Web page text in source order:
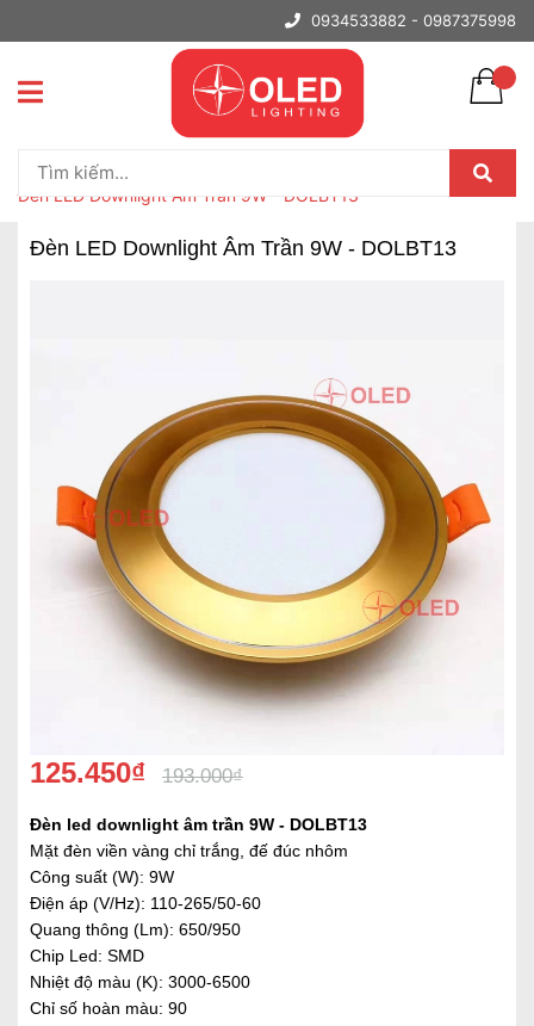
0934533882 - 0987375998
Trang chủ
Đèn LED Downlight Âm Trần 9W - DOLBT13
Đèn LED Downlight Âm Trần 9W - DOLBT13
125.450₫ 193.000₫
Đèn led downlight âm trần 9W - DOLBT13
Mặt đèn viền vàng chỉ trắng, đế đúc nhôm
Công suất (W): 9W
Điện áp (V/Hz): 110-265/50-60
Quang thông (Lm): 650/950
Chip Led: SMD
Nhiệt độ màu (K): 3000-6500
Chỉ số hoàn màu: 90